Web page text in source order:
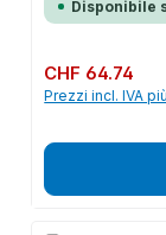
Disponibile
Prezzo normale:
CHF 64.74
Prezzi incl. IVA